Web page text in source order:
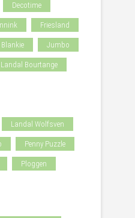
Decotime
Friesland
Jumbo
Landal Bourtange
Landal Wolfsven
Penny Puzzle
Ploggen